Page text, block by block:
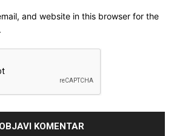
and website in this browser for the